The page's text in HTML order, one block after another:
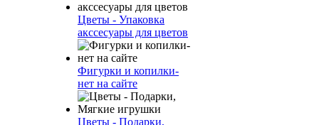
Цветы - Упаковка
акссесуары для цветов
Фигурки и копилки-
нет на сайте
Цветы - Подарки,